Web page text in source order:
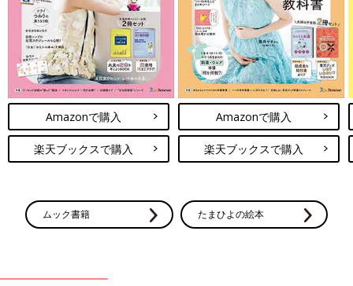
Amazonで購入
楽天ブックスで購入
Amazonで購入
楽天ブックスで購入
ムック書籍 たまひよの絵本